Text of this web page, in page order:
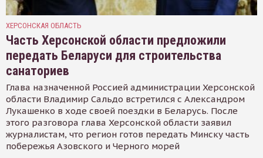
ХЕРСОНСКАЯ ОБЛАСТЬ
Часть Херсонской области предложили
передать Беларуси для строительства
санаториев
Глава назначенной Россией администрации Херсонской
области Владимир Сальдо встретился с Александром
Лукашенко в ходе своей поездки в Беларусь. После
этого разговора глава Херсонской области заявил
журналистам, что регион готов передать Минску часть
побережья Азовского и Черного морей